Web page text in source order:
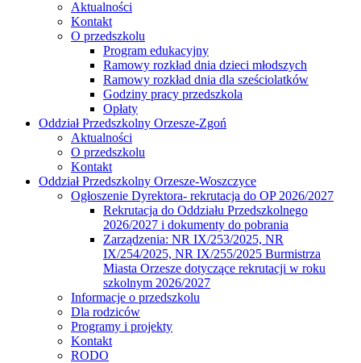
Aktualności
Kontakt
O przedszkolu
Program edukacyjny
Ramowy rozkład dnia dzieci młodszych
Ramowy rozkład dnia dla sześciolatków
Godziny pracy przedszkola
Opłaty
Oddział Przedszkolny Orzesze-Zgoń
Aktualności
O przedszkolu
Kontakt
Oddział Przedszkolny Orzesze-Woszczyce
Ogłoszenie Dyrektora- rekrutacja do OP 2026/2027
Rekrutacja do Oddziału Przedszkolnego
2026/2027 i dokumenty do pobrania
Zarządzenia: NR IX/253/2025, NR
IX/254/2025, NR IX/255/2025 Burmistrza
Miasta Orzesze dotyczące rekrutacji w roku
szkolnym 2026/2027
Informacje o przedszkolu
Dla rodziców
Programy i projekty
Kontakt
RODO